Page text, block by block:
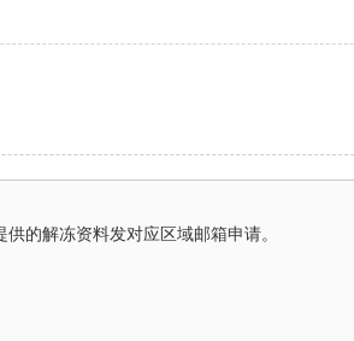
的解冻资料发对应区域邮箱申请。